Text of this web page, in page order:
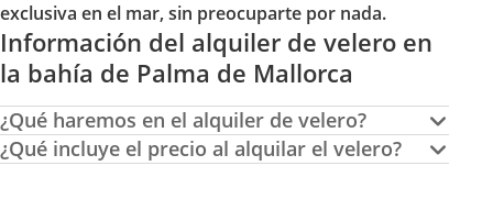
exclusiva en el mar, sin preocuparte por nada.
Información del alquiler de velero en
la bahía de Palma de Mallorca
¿Qué haremos en el alquiler de velero?
¿Qué incluye el precio al alquilar el velero?